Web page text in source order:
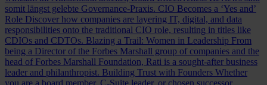
somit längst gelebte Governance-Praxis. CIO Becomes a ‘Yes and’
Role Discover how companies are layering IT, digital, and data
responsibilities onto the traditional CIO role, resulting in titles like
CDIOs and CDTOs. Blazing a Trail: Women in Leadership From
being a Director of the Forbes Marshall group of companies and the
head of Forbes Marshall Foundation, Rati is a sought-after business
leader and philanthropist. Building Trust with Founders Whether
you are a board member, C-Suite leader, or chosen successor,